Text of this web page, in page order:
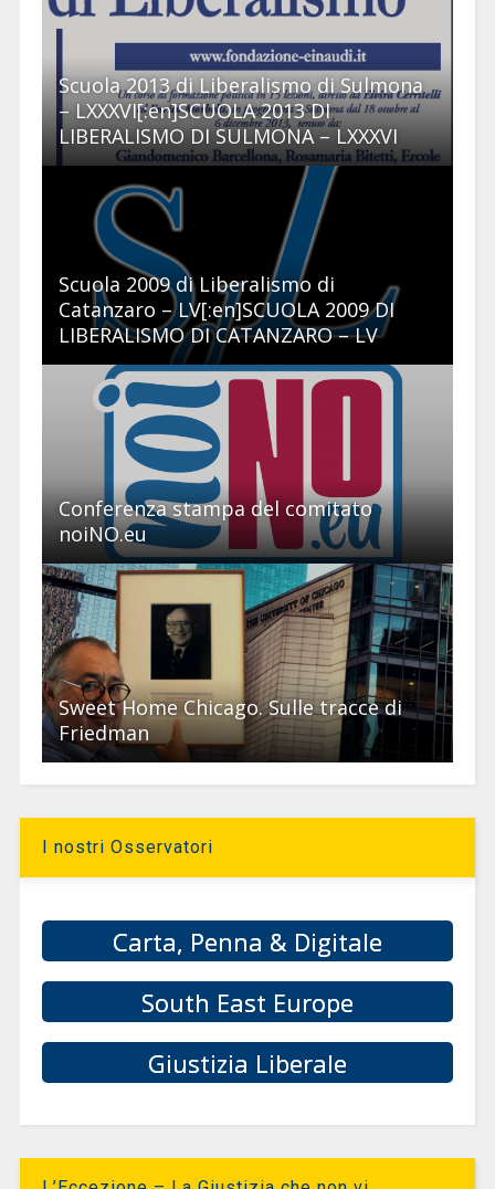
Scuola 2013 di Liberalismo di Sulmona
– LXXXVI[:en]SCUOLA 2013 DI
LIBERALISMO DI SULMONA – LXXXVI
Scuola 2009 di Liberalismo di
Catanzaro – LV[:en]SCUOLA 2009 DI
LIBERALISMO DI CATANZARO – LV
Conferenza stampa del comitato
noiNO.eu
Sweet Home Chicago. Sulle tracce di
Friedman
I nostri Osservatori
Carta, Penna & Digitale
South East Europe
Giustizia Liberale